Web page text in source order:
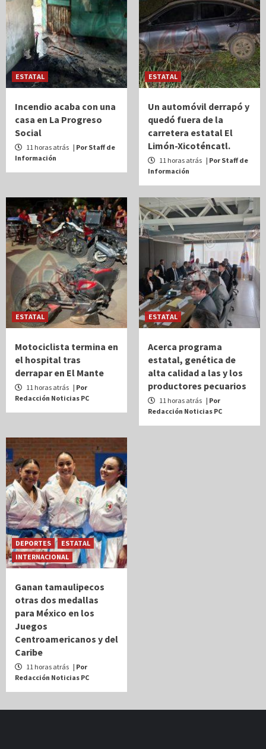
ESTATAL
Incendio acaba con una
casa en La Progreso
Social
11 horas atrás | Por Staff de
Información
ESTATAL
Un automóvil derrapó y
quedó fuera de la
carretera estatal El
Limón-Xicoténcatl.
11 horas atrás | Por Staff de
Información
ESTATAL
Motociclista termina en
el hospital tras
derrapar en El Mante
11 horas atrás | Por
Redacción Noticias PC
ESTATAL
Acerca programa
estatal, genética de
alta calidad a las y los
productores pecuarios
11 horas atrás | Por
Redacción Noticias PC
DEPORTES
ESTATAL
INTERNACIONAL
Ganan tamaulipecos
otras dos medallas
para México en los
Juegos
Centroamericanos y del
Caribe
11 horas atrás | Por
Redacción Noticias PC